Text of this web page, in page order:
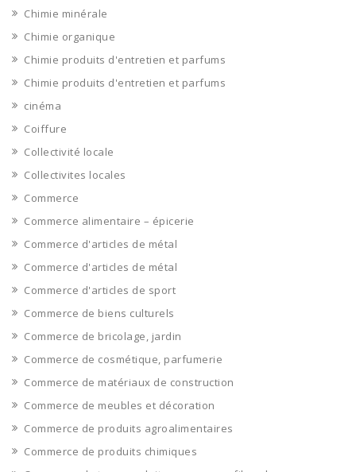
Chimie minérale
Chimie organique
Chimie produits d'entretien et parfums
Chimie produits d'entretien et parfums
cinéma
Coiffure
Collectivité locale
Collectivites locales
Commerce
Commerce alimentaire – épicerie
Commerce d'articles de métal
Commerce d'articles de métal
Commerce d'articles de sport
Commerce de biens culturels
Commerce de bricolage, jardin
Commerce de cosmétique, parfumerie
Commerce de matériaux de construction
Commerce de meubles et décoration
Commerce de produits agroalimentaires
Commerce de produits chimiques